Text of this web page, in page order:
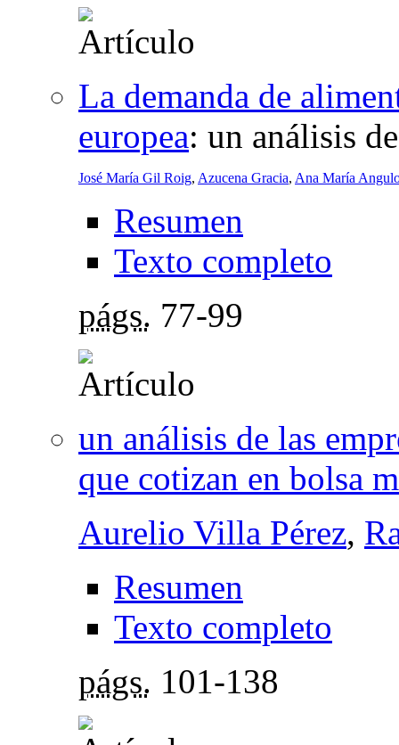
La demanda de
europea: un análisis
José María Gil Roig, Azucena Gracia, Ana María
Resumen
Texto completo
págs. 77-99
un análisis de las
que cotizan en bolsa
Aurelio Villa Pérez,
Resumen
Texto completo
págs. 101-138